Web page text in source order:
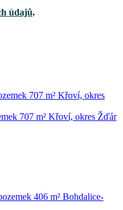
údajů.
707 m² Křoví, okres Žďár